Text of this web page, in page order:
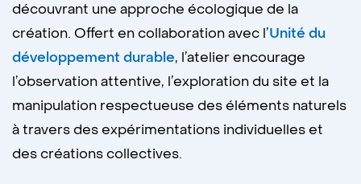
découvrant une approche écologique de la
création. Offert en collaboration avec l’Unité du
développement durable, l’atelier encourage
l’observation attentive, l’exploration du site et la
manipulation respectueuse des éléments naturels
à travers des expérimentations individuelles et
des créations collectives.